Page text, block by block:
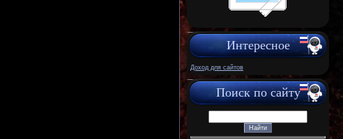
Интересное
Доход для сайтов
Поиск по сайту